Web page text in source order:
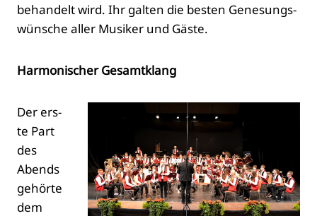
behan­delt wird. Ihr gal­ten die bes­ten Gene­sungs­
wün­sche aller Musi­ker und Gäs­te.
Har­mo­ni­scher Gesamt­klang
Der ers­
te Part
des
Abends
gehör­te
dem